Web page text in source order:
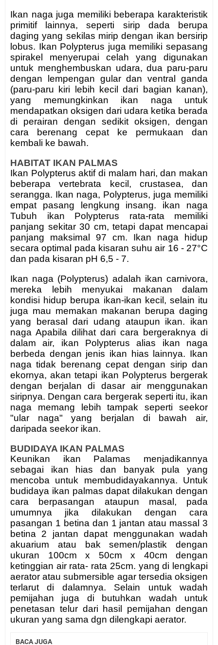
Ikan naga juga memiliki beberapa karakteristik
primitif lainnya, seperti sirip dada berupa
daging yang sekilas mirip dengan ikan bersirip
lobus. Ikan Polypterus juga memiliki sepasang
spirakel menyerupai celah yang digunakan
untuk menghembuskan udara, dua paru-paru
dengan lempengan gular dan ventral ganda
(paru-paru kiri lebih kecil dari bagian kanan),
yang memungkinkan ikan naga untuk
mendapatkan oksigen dari udara ketika berada
di perairan dengan sedikit oksigen, dengan
cara berenang cepat ke permukaan dan
kembali ke bawah.
HABITAT IKAN PALMAS
Ikan Polypterus aktif di malam hari, dan makan
beberapa vertebrata kecil, crustasea, dan
serangga. Ikan naga, Polypterus, juga memiliki
empat pasang lengkung insang. ikan naga
Tubuh ikan Polypterus rata-rata memiliki
panjang sekitar 30 cm, tetapi dapat mencapai
panjang maksimal 97 cm. Ikan naga hidup
secara optimal pada kisaran suhu air 16 - 27°C
dan pada kisaran pH 6,5 - 7.
Ikan naga (Polypterus) adalah ikan carnivora,
mereka lebih menyukai makanan dalam
kondisi hidup berupa ikan-ikan kecil, selain itu
juga mau memakan makanan berupa daging
yang berasal dari udang ataupun ikan. ikan
naga Apabila dilihat dari cara bergeraknya di
dalam air, ikan Polypterus alias ikan naga
berbeda dengan jenis ikan hias lainnya. Ikan
naga tidak berenang cepat dengan sirip dan
ekornya, akan tetapi ikan Polypterus bergerak
dengan berjalan di dasar air menggunakan
siripnya. Dengan cara bergerak seperti itu, ikan
naga memang lebih tampak seperti seekor
"ular naga" yang berjalan di bawah air,
daripada seekor ikan.
BUDIDAYA IKAN PALMAS
Keunikan ikan Palamas menjadikannya
sebagai ikan hias dan banyak pula yang
mencoba untuk membudidayakannya. Untuk
budidaya ikan palmas dapat dilakukan dengan
cara berpasangan ataupun masal, pada
umumnya jika dilakukan dengan cara
pasangan 1 betina dan 1 jantan atau massal 3
betina 2 jantan dapat menggunakan wadah
akuarium atau bak semen/plastik dengan
ukuran 100cm x 50cm x 40cm dengan
ketinggian air rata- rata 25cm. yang di lengkapi
aerator atau submersible agar tersedia oksigen
terlarut di dalamnya. Selain untuk wadah
pemijahan juga di butuhkan wadah untuk
penetasan telur dari hasil pemijahan dengan
ukuran yang sama dgn dilengkapi aerator.
BACA JUGA